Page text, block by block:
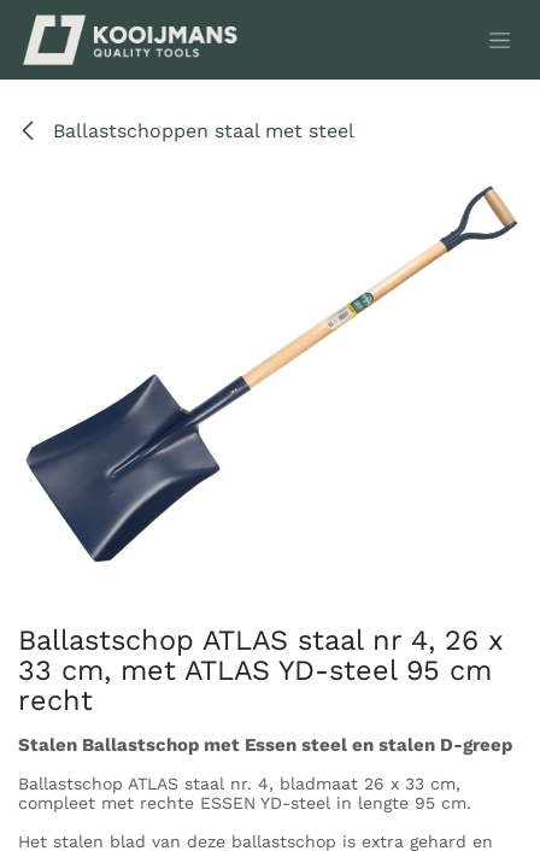
Overslaan naar inhoud
Ballastschoppen staal met steel
Ballastschop ATLAS staal nr 4, 26 x
33 cm, met ATLAS YD-steel 95 cm
recht
Stalen Ballastschop met Essen steel en stalen D-greep
Ballastschop ATLAS staal nr. 4, bladmaat 26 x 33 cm,
compleet met rechte ESSEN YD-steel in lengte 95 cm.
Het stalen blad van deze ballastschop is extra gehard en